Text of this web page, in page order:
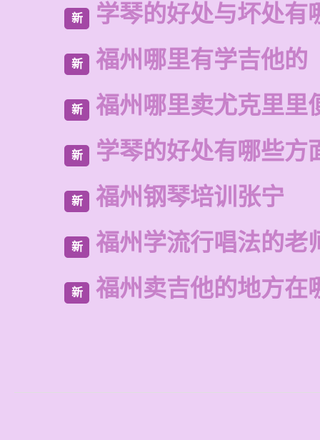
新 学琴的好处与坏处有
新 福州哪里有学吉他的
新 福州哪里卖尤克里里
新 学琴的好处有哪些方
新 福州钢琴培训张宁
新 福州学流行唱法的老
新 福州卖吉他的地方在